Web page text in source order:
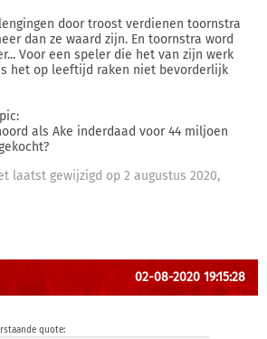
door troost verdienen toornstra
dan ze waard zijn. En toornstra word
Voor een speler die het van zijn werk
het op leeftijd raken niet bevorderlijk
als Ake inderdaad voor 44 miljoen
laatst gewijzigd op 2 augustus 2020,
02-08-2020 19:15:28
quote: